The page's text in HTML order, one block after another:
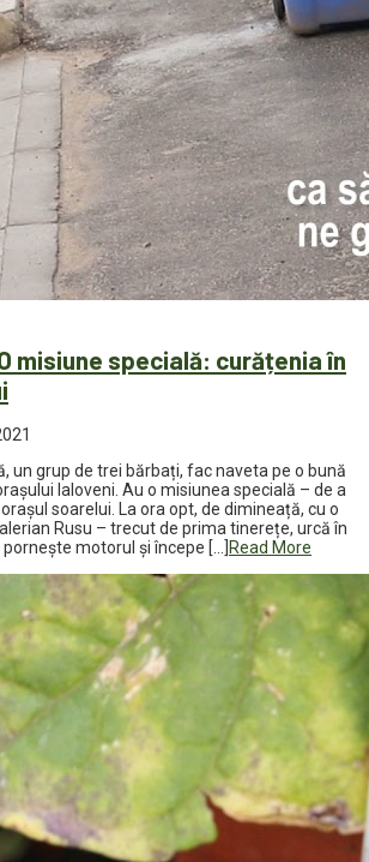
O misiune specială: curățenia în
un grup de trei bărbați, fac naveta pe o bună
Ialoveni. Au o misiunea specială – de a
soarelui. La ora opt, de dimineață, cu o
Rusu – trecut de prima tinerețe, urcă în
motorul și începe […]
Read More